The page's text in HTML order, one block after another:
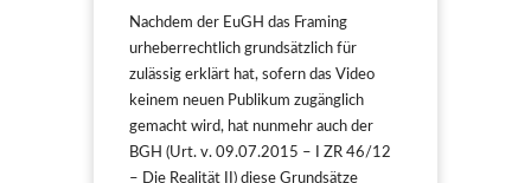
Nachdem der EuGH das Framing
urheberrechtlich grundsätzlich für
zulässig erklärt hat, sofern das Video
keinem neuen Publikum zugänglich
gemacht wird, hat nunmehr auch der
BGH (Urt. v. 09.07.2015 – I ZR 46/12
– Die Realität II) diese Grundsätze